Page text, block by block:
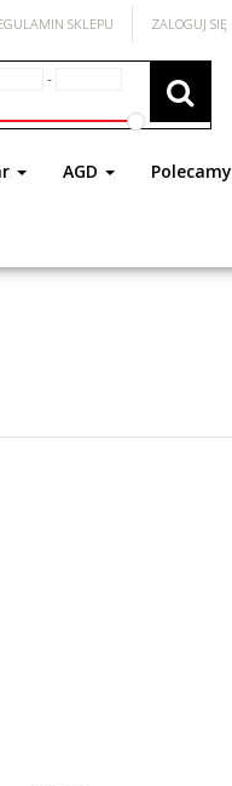
ZALOGUJ SIĘ
SKLEPU
-
AGD Polecamy